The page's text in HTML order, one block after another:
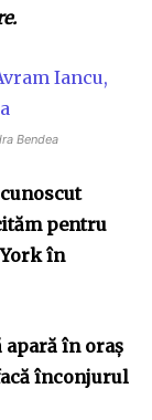
Bendea
pentru
în
apară în oraş
înconjurul